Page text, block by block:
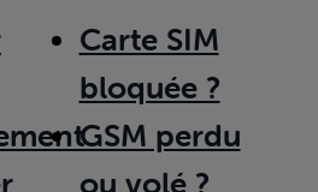
Carte SIM
bloquée ?
GSM perdu
ou volé ?